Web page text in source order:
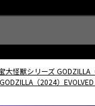
大怪獣シリーズ GODZILLA
（2024）